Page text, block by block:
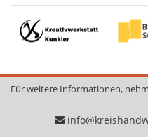
Für weitere Informationen,